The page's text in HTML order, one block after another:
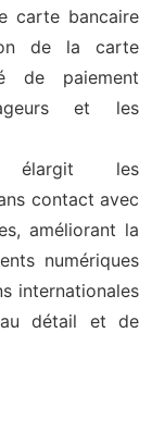
carte bancaire
de la carte
de paiement
et les
élargit les
contact avec
améliorant la
numériques
internationales
détail et de